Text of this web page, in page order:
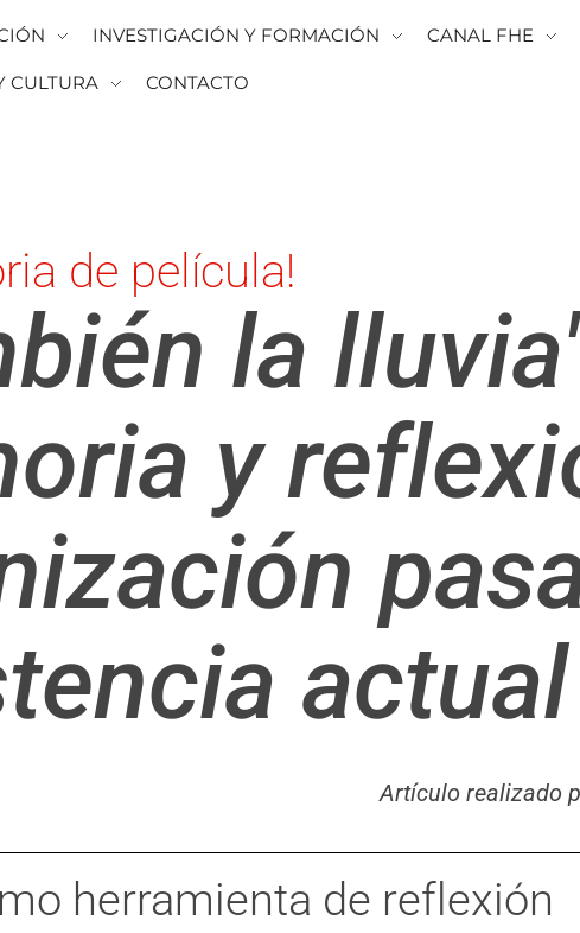
INVESTIGACIÓN Y FORMACIÓN CANAL FHE
CULTURA CONTACTO
de película!
la
y
actual
Artículo realizado
herramienta de reflexión